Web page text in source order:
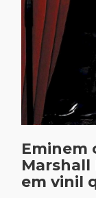
Eminem
Marshall
em vinil